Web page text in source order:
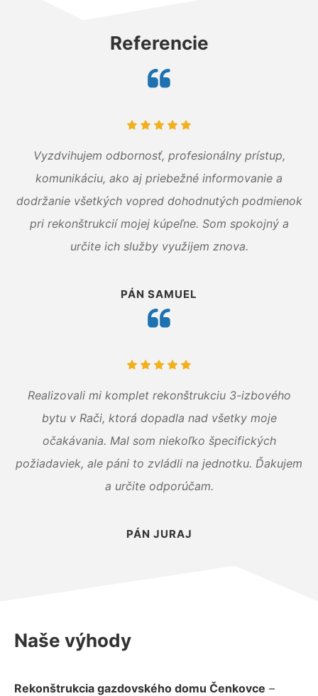
Referencie
Vyzdvihujem odbornosť, profesionálny prístup,
komunikáciu, ako aj priebežné informovanie a
dodržanie všetkých vopred dohodnutých podmienok
pri rekonštrukcií mojej kúpeľne. Som spokojný a
určite ich služby využijem znova.
PÁN SAMUEL
Realizovali mi komplet rekonštrukciu 3-izbového
bytu v Rači, ktorá dopadla nad všetky moje
očakávania. Mal som niekoľko špecifických
požiadaviek, ale páni to zvládli na jednotku. Ďakujem
a určite odporúčam.
PÁN JURAJ
Naše výhody
Rekonštrukcia gazdovského domu Čenkovce –